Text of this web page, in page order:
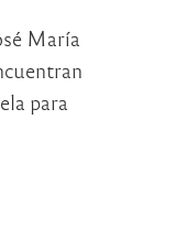
María
para